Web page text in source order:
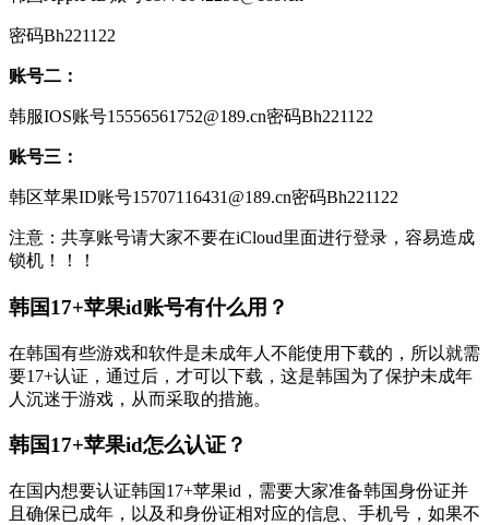
密码Bh221122
账号二：
韩服IOS账号15556561752@189.cn密码Bh221122
账号三：
韩区苹果ID账号15707116431@189.cn密码Bh221122
注意：共享账号请大家不要在iCloud里面进行登录，容易造成
锁机！！！
韩国17+苹果id账号有什么用？
在韩国有些游戏和软件是未成年人不能使用下载的，所以就需
要17+认证，通过后，才可以下载，这是韩国为了保护未成年
人沉迷于游戏，从而采取的措施。
韩国17+苹果id怎么认证？
在国内想要认证韩国17+苹果id，需要大家准备韩国身份证并
且确保已成年，以及和身份证相对应的信息、手机号，如果不